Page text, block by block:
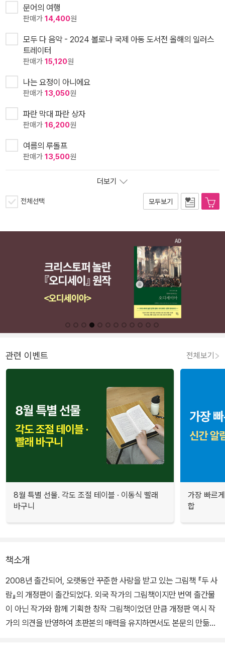
문어의 여행
판매가 14,400원
모두 다 음악 - 2024 볼로냐 국제 아동 도서전 올해의 일러스
트레이터
판매가 15,120원
나는 요정이 아니에요
판매가 13,050원
파란 막대 파란 상자
판매가 16,200원
여름의 루돌프
판매가 13,500원
더보기
전체선택 모두보기
관련 이벤트 전체보기
8월 특별 선물. 각도 조절 테이블 · 이동식 빨래
바구니
가장 빠르
합
책소개
2008년 출간되어, 오랫동안 꾸준한 사랑을 받고 있는 그림책 『두 사
람』의 개정판이 출간되었다. 외국 작가의 그림책이지만 번역 출간물
이 아닌 작가와 함께 기획한 창작 그림책이었던 만큼 개정판 역시 작
가의 의견을 반영하여 초판본의 매력을 유지하면서도 본문의 만듦새